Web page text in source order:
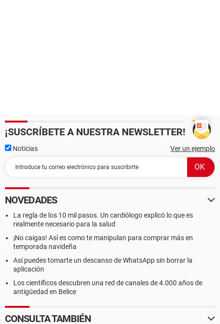
¡SUSCRÍBETE A NUESTRA NEWSLETTER!
Noticias Ver un ejemplo
NOVEDADES
La regla de los 10 mil pasos. Un cardiólogo explicó lo que es
realmente necesario para la salud
¡No caigas! Así es como te manipulan para comprar más en
temporada navideña
Así puedes tomarte un descanso de WhatsApp sin borrar la
aplicación
Los científicos descubren una red de canales de 4.000 años de
antigüedad en Belice
CONSULTA TAMBIÉN